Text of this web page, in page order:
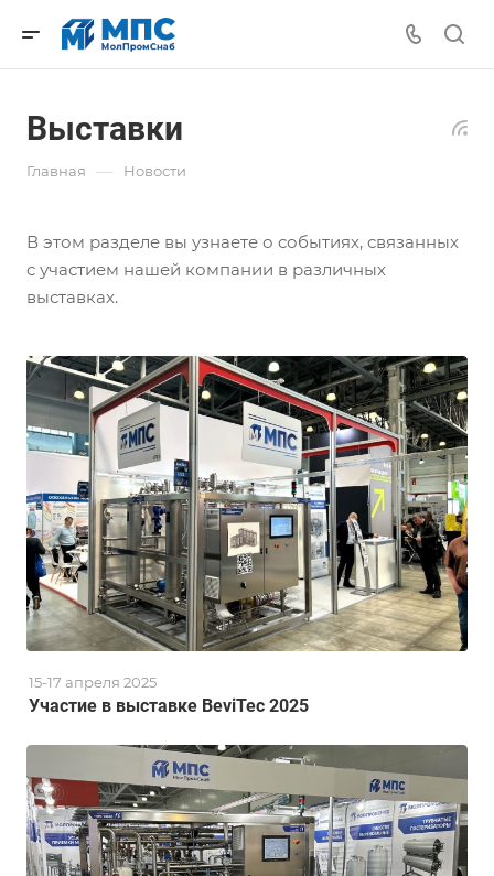
Выставки
Главная — Новости
В этом разделе вы узнаете о событиях, связанных
с участием нашей компании в различных
выставках.
Участие в выставке BeviTec 2025
15-17 апреля 2025